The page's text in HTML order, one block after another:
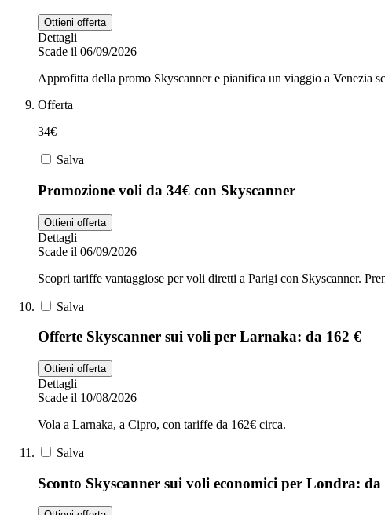
Ottieni offerta
Dettagli
Scade il 06/09/2026
Approfitta della promo Skyscanner e pianifica un viaggio a Venezia
Offerta
34€
Salva
Promozione voli da 34€ con Skyscanner
Ottieni offerta
Dettagli
Scade il 06/09/2026
Scopri tariffe vantaggiose per voli diretti a Parigi con Skyscanner.
Salva
Offerte Skyscanner sui voli per Larnaka: da 162 €
Ottieni offerta
Dettagli
Scade il 10/08/2026
Vola a Larnaka, a Cipro, con tariffe da 162€ circa.
Salva
Sconto Skyscanner sui voli economici per Londra: da